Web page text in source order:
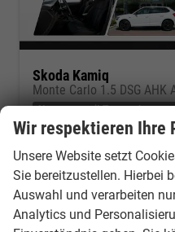
Skoda Kamiq
Neuwagen mit Tageszulassung
sofort lieferbar Neuwagen mit
Fahrzeugnr. 45580
Kraftstoff Benzin
Leistung 110 kW (150 PS)
24.06.2026
Wir respektieren Ihre
Unsere Website setzt
Sie bereitzustellen. Hierbei
Auswahl und verarbeiten
Analytics und